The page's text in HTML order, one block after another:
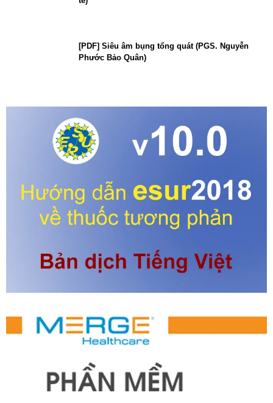
[PDF] Siêu âm bụng tổng quát (PGS. Nguyễn
Phước Bảo Quân)